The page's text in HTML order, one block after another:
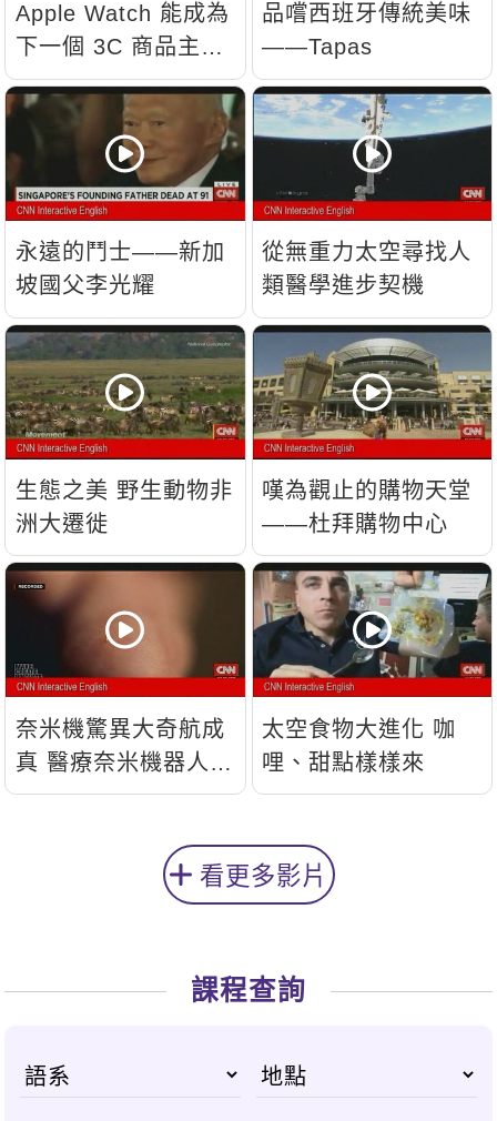
Apple Watch 能成為
下一個 3C 商品主
流？
品嚐西班牙傳統美味
——Tapas
永遠的鬥士——新加
坡國父李光耀
從無重力太空尋找人
類醫學進步契機
生態之美 野生動物非
洲大遷徙
嘆為觀止的購物天堂
——杜拜購物中心
奈米機驚異大奇航成
真 醫療奈米機器人問
世
太空食物大進化 咖
哩、甜點樣樣來
看更多影片
課程查詢